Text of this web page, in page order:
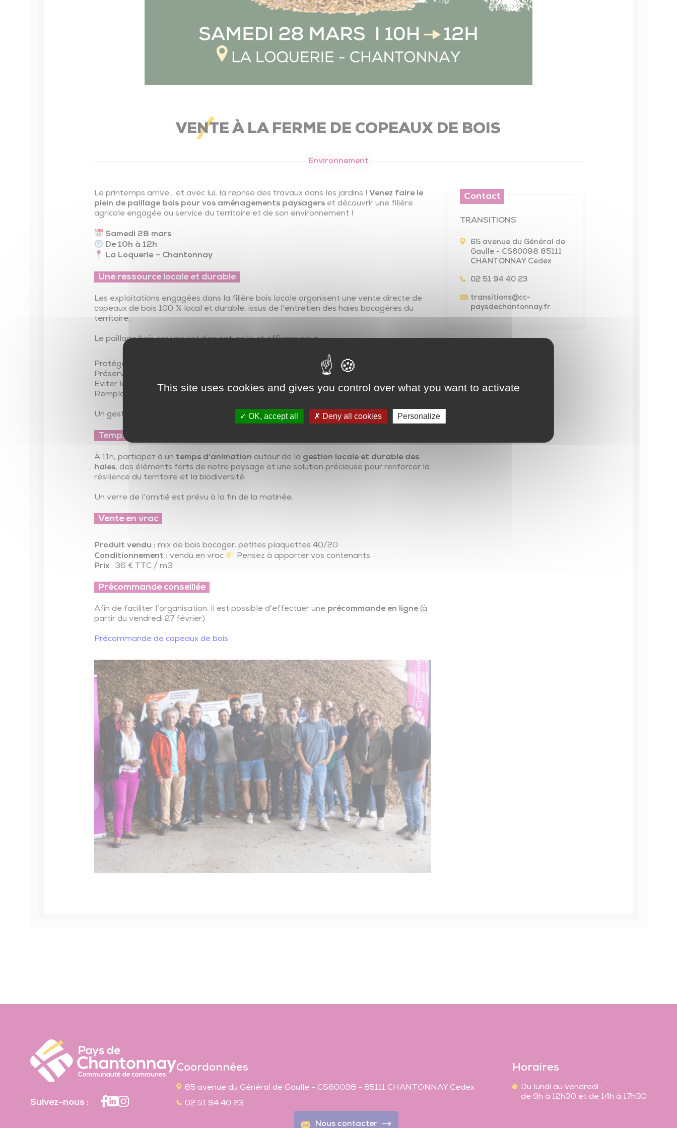
Maison de l’Emploi
Offres d'emploi du territoire
Réseau des bibliothèques
Micro-Folie
Éveil artistique et culturel
Petite enfance
Enfance – Jeunesse
Parcours éducatifs
Mobilités – Transports
Guide des mobilités
Vélos
Plan de mobilité et réseau des partenaires
VENTE À LA FERME DE COPEAUX DE BOIS
Environnement
Le printemps arrive… et avec lui, la reprise des travaux dans les jardins !Venez faire le
plein de paillage bois pour vos aménagements paysagers et découvrir une filière
agricole engagée au service du territoire et de son environnement !
Samedi 28 mars
De 10h à 12h
La Loquerie – Chantonnay
Une ressource locale et durable
Les exploitations engagées dans la filière bois locale organisent une vente directe de
copeaux de bois 100 % local et durable, issus de l’entretien des haies bocagères du
territoire.
Le paillage bois est une solution naturelle et efficace pour :
Protéger et enrichir les sols de vos massifs paysagers en matière organique
Préserver la fraîcheur des sols et limiter l’arrosage
Eviter la pousse des mauvaises herbes
Remplacer vos surfaces minéralisées
Un geste simple, écologique et local pour un jardin en pleine santé !
Temps d’échange et de convivialité
À 11h, participez à un temps d’animation autour de la gestion locale et durable des
haies, des éléments forts de notre paysage et une solution précieuse pour renforcer la
résilience du territoire et la biodiversité.
Un verre de l’amitié est prévu à la fin de la matinée.
Vente en vrac
Produit vendu : mix de bois bocager, petites plaquettes 40/20
Conditionnement : vendu en vrac
Pensez à apporter vos contenants
Prix : 36 € TTC / m3
Précommande conseillée
Afin de faciliter l’organisation, il est possible d’effectuer une précommande en ligne (à
partir du vendredi 27 février)
Précommande de copeaux de bois
Contact
TRANSITIONS
65 avenue du Général de
Gaulle - CS60098 85111
CHANTONNAY Cedex
02 51 94 40 23
transitions@cc-
paysdechantonnay.fr
Suivez-nous :
Coordonnées
65 avenue du Général de Gaulle - CS60098 - 85111 CHANTONNAY Cedex
02 51 94 40 23
Horaires
Du lundi au vendredi :
de 9h à 12h30 et de 14h à 17h30
Nous contacter
This site uses cookies and gives you control over what you want to activate
OK, accept all Deny all cookies Personalize